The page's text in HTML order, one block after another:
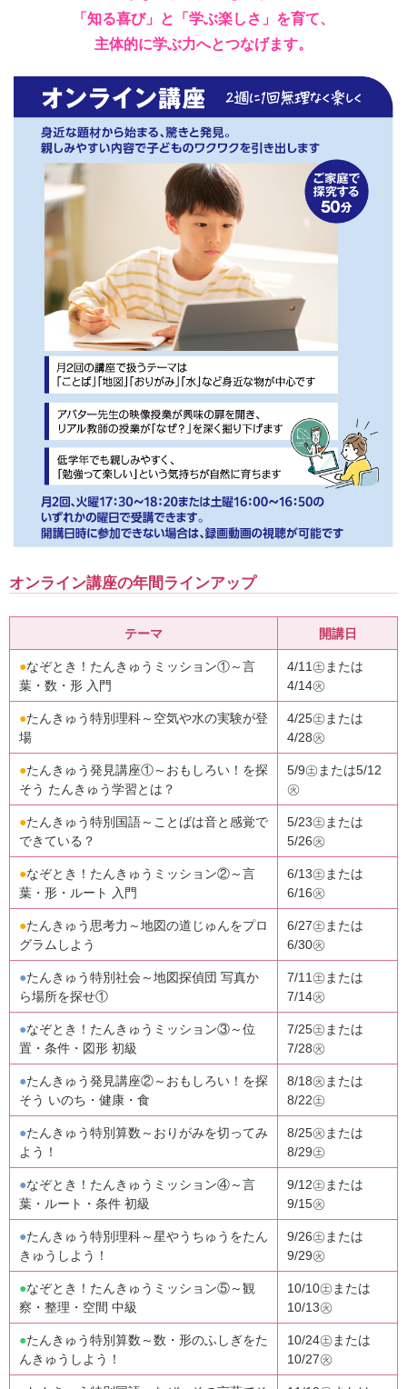
「知る喜び」と「学ぶ楽しさ」を育て、
主体的に学ぶ力へとつなげます。
オンライン講座の年間ラインアップ
テーマ 開講日
●なぞとき！たんきゅうミッション①～言
葉・数・形 入門
4/11㊏または
4/14㊋
●たんきゅう特別理科～空気や水の実験が登
場
4/25㊏または
4/28㊋
●たんきゅう発見講座①～おもしろい！を探
そう たんきゅう学習とは？
5/9㊏または5/12
㊋
●たんきゅう特別国語～ことばは音と感覚で
できている？
5/23㊏または
5/26㊋
●なぞとき！たんきゅうミッション②～言
葉・形・ルート 入門
6/13㊏または
6/16㊋
●たんきゅう思考力～地図の道じゅんをプロ
グラムしよう
6/27㊏または
6/30㊋
●たんきゅう特別社会～地図探偵団 写真か
ら場所を探せ①
7/11㊏または
7/14㊋
●なぞとき！たんきゅうミッション③～位
置・条件・図形 初級
7/25㊏または
7/28㊋
●たんきゅう発見講座②～おもしろい！を探
そう いのち・健康・食
8/18㊋または
8/22㊏
●たんきゅう特別算数～おりがみを切ってみ
よう！
8/25㊋または
8/29㊏
●なぞとき！たんきゅうミッション④～言
葉・ルート・条件 初級
9/12㊏または
9/15㊋
●たんきゅう特別理科～星やうちゅうをたん
きゅうしよう！
9/26㊏または
9/29㊋
●なぞとき！たんきゅうミッション⑤～観
察・整理・空間 中級
10/10㊏または
10/13㊋
●たんきゅう特別算数～数・形のふしぎをた
んきゅうしよう！
10/24㊏または
10/27㊋